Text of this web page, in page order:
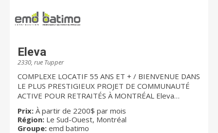
Eleva
2330, rue Tupper
COMPLEXE LOCATIF 55 ANS ET + / BIENVENUE DANS
LE PLUS PRESTIGIEUX PROJET DE COMMUNAUTÉ
ACTIVE POUR RETRAITÉS À MONTRÉAL Eleva
impressionne et capte l'imaginaire. Spécialement
conçu pour les retraités actifs, le complexe permet
d’accéder à un style de vie alliant confort, sécurité,
Prix: À partir de 2200$ par mois
Région: Le Sud-Ouest, Montréal
Groupe: emd batimo